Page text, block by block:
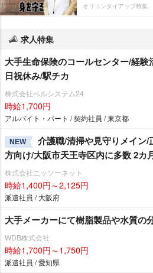
オリコンタイアップ特集
求人特集
大手生命保険のコールセンター/経
日祝休み/駅チカ
株式会社ベルシステム24
時給1,700円
アルバイト・パート / 契約社員 / 東京都
NEW
介護職/清掃や見守りメイン/
方向け/大阪市天王寺区内に多数 2カ
株式会社ニッソーネット
時給1,400円～2,125円
派遣社員 / 大阪府
大手メーカーにて樹脂製品や水質の
WDB株式会社
時給1,700円～1,750円
派遣社員 / 愛知県